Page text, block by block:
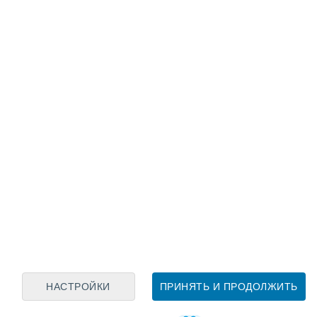
ПРИНЯТЬ И ПРОДОЛЖИТЬ
НАСТРОЙКИ
информация о курорте Kötschach -